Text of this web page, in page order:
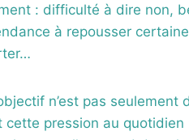
: difficulté à dire non,
à repousser
n’est pas
cette pression au